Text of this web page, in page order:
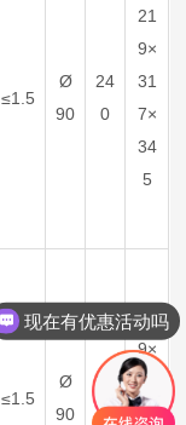
≤1.5
Ø
90
24
0
21
9×
31
7×
34
5
≤1.5
Ø
90
24
0
21
9×
31
7×
现在有优惠活动吗